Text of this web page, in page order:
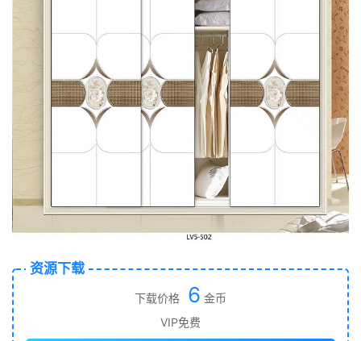
资源下载
下载价格 6 金币
VIP免费